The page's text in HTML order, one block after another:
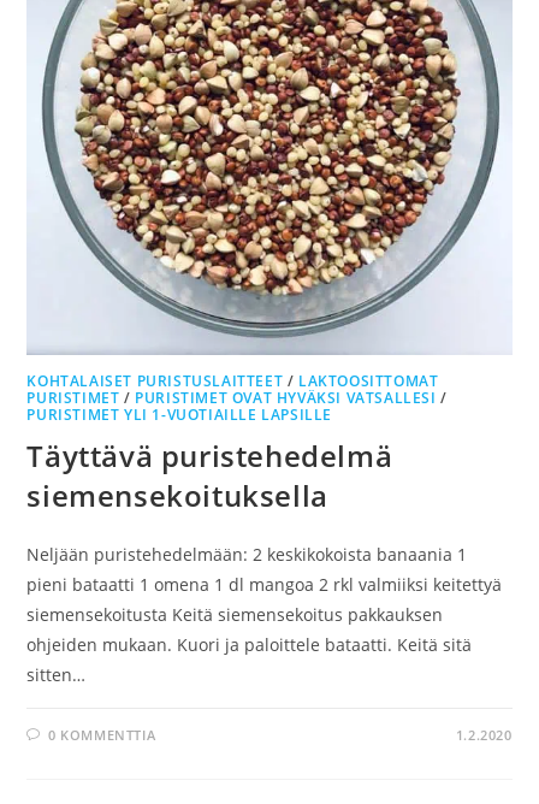
KOHTALAISET PURISTUSLAITTEET / LAKTOOSITTOMAT
PURISTIMET / PURISTIMET OVAT HYVÄKSI VATSALLESI /
PURISTIMET YLI 1-VUOTIAILLE LAPSILLE
Täyttävä puristehedelmä
siemensekoituksella
Neljään puristehedelmään: 2 keskikokoista banaania 1
pieni bataatti 1 omena 1 dl mangoa 2 rkl valmiiksi keitettyä
siemensekoitusta Keitä siemensekoitus pakkauksen
ohjeiden mukaan. Kuori ja paloittele bataatti. Keitä sitä
sitten…
0 KOMMENTTIA 1.2.2020